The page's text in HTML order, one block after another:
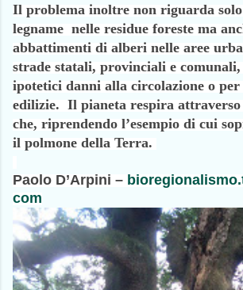
Il problema inoltre non riguarda
legname nelle residue foreste ma
abbattimenti di alberi nelle aree
strade statali, provinciali e comunali,
ipotetici danni alla circolazione o per
edilizie. Il pianeta respira attraverso
che, riprendendo l’esempio di cui
il polmone della Terra.
Paolo D’Arpini –
com